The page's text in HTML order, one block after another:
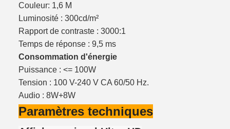
Couleur: 1,6 M
Luminosité : 300cd/m²
Rapport de contraste : 3000:1
Temps de réponse : 9,5 ms
Consommation d'énergie
Puissance : <= 100W
Tension : 100 V-240 V CA 60/50 Hz.
Audio : 8W+8W
Paramètres techniques